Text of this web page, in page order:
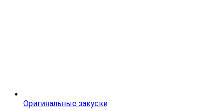
Оригинальные закуски